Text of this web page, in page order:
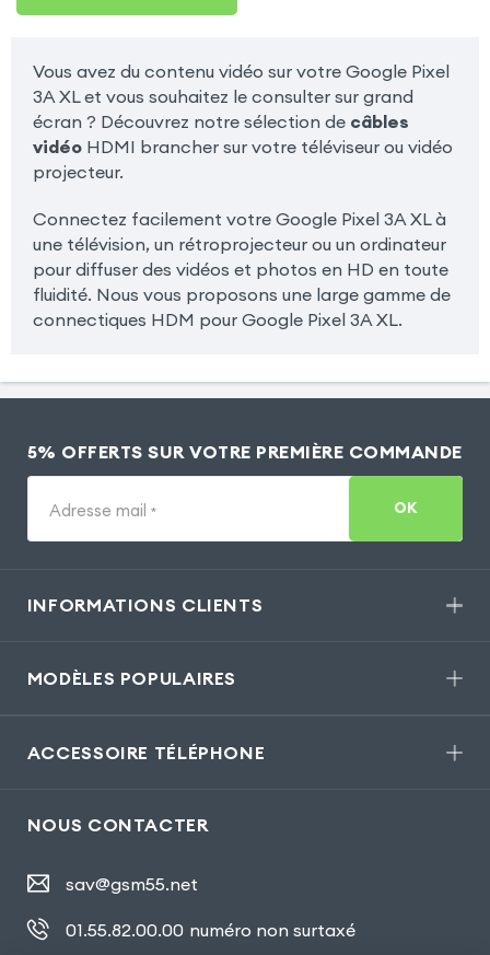
Vous avez du contenu vidéo sur votre Google Pixel
3A XL et vous souhaitez le consulter sur grand
écran ? Découvrez notre sélection de câbles
vidéoHDMI brancher sur votre téléviseur ou vidéo
projecteur.
Connectez facilement votre Google Pixel 3A XL à
une télévision, un rétroprojecteur ou un ordinateur
pour diffuser des vidéos et photos en HD en toute
fluidité. Nous vous proposons une large gamme de
connectiques HDM pour Google Pixel 3A XL.
5% OFFERTS SUR VOTRE PREMIÈRE COMMANDE
Adresse mail * OK
INFORMATIONS CLIENTS
MODÈLES POPULAIRES
ACCESSOIRE TÉLÉPHONE
NOUS CONTACTER
sav@gsm55.net
01.55.82.00.00 numéro non surtaxé